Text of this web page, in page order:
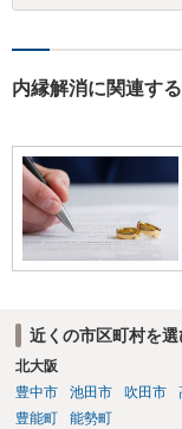
と整えての訴訟提起だ
います。具体的な事情
ば幸いです。
内縁解消に関連す
近くの市区町村を
北大阪
豊中市
池田市 吹田市
豊能町
能勢町